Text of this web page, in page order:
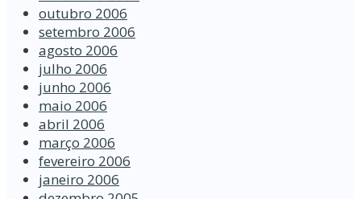
outubro 2006
setembro 2006
agosto 2006
julho 2006
junho 2006
maio 2006
abril 2006
março 2006
fevereiro 2006
janeiro 2006